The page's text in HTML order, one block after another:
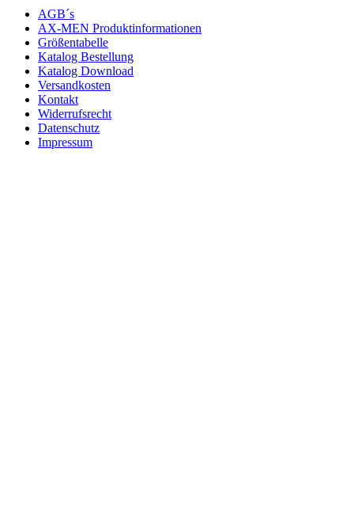
AGB´s
AX-MEN Produktinformationen
Größentabelle
Katalog Bestellung
Katalog Download
Versandkosten
Kontakt
Widerrufsrecht
Datenschutz
Impressum